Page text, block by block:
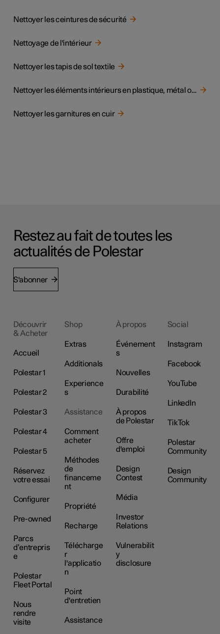
Nettoyer les ceintures de sécurité
Nettoyage de l'intérieur
Nettoyer les tapis de sol textile
Nettoyer les éléments intérieurs en plastique, métal ou bois
Nettoyer les garnitures en cuir
Restez au fait de toutes les
actualités de Polestar
S'abonner
Découvrir
& Acheter
Accueil
Polestar 1
Polestar 2
Polestar 3
Polestar 4
Polestar 5
Réservez
votre essai
Configurer
Pre-owned
Parcs
d’entrepris
e
Polestar
Fleet Portal
Nous
rendre
visite
Shop
Extras
Additionals
Experience
s
Assistance
Comment
acheter
Méthodes
de
financeme
nt
Propriété
Recharge
Télécharge
r
l'applicatio
n
Point
d'entretien
Assistance
À propos
Événement
s
Nouvelles
Durabilité
À propos
de Polestar
Offre
d'emploi
Design
Contest
Média
Investor
Relations
Vulnerabilit
y
disclosure
Social
Instagram
Facebook
YouTube
LinkedIn
TikTok
Polestar
Community
Design
Community